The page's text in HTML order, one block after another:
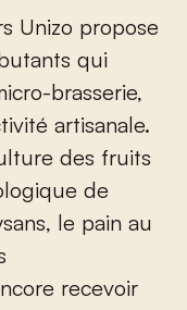
Unizo propose
qui
brasserie,
artisanale.
des fruits
de
le pain au
recevoir